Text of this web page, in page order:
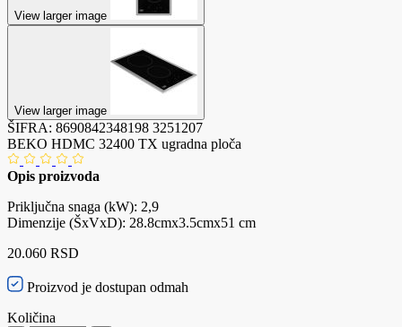
View larger image
View larger image
ŠIFRA: 8690842348198 3251207
BEKO HDMC 32400 TX ugradna ploča
Opis proizvoda
Priključna snaga (kW): 2,9
Dimenzije (ŠxVxD): 28.8cmx3.5cmx51 cm
20.060 RSD
Proizvod je dostupan odmah
Količina